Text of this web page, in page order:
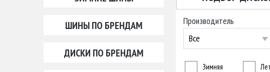
ШИНЫ ПО БРЕНДАМ
ДИСКИ ПО БРЕНДАМ
Производитель
Все
Зимняя